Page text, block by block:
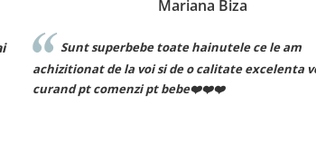
ce le am
excelenta voi reveni
Recomand cu drag!